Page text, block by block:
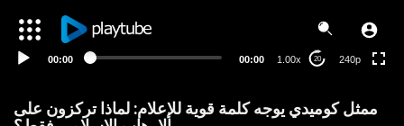
00:00 00:00 1.00x 20 240p
ممثل كوميدي يوجه كلمة قوية للإعلام: لماذا تركزون على